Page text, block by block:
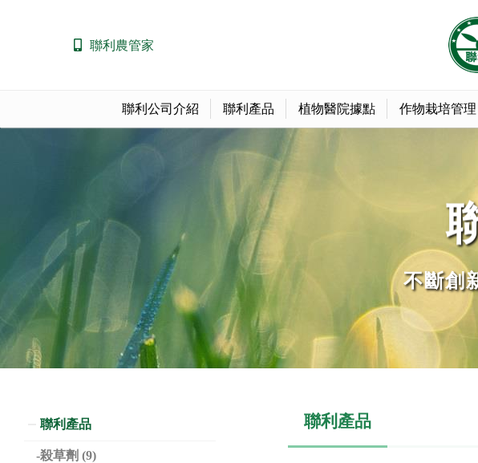
聯利農管家
聯利公司介紹 聯利產品 植物醫院據點 作物栽培管理
不斷創
聯利產品
殺草劑 (9)
聯利產品